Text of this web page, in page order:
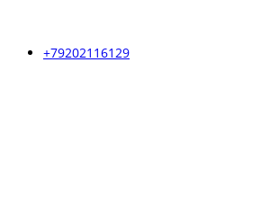
+79202116129